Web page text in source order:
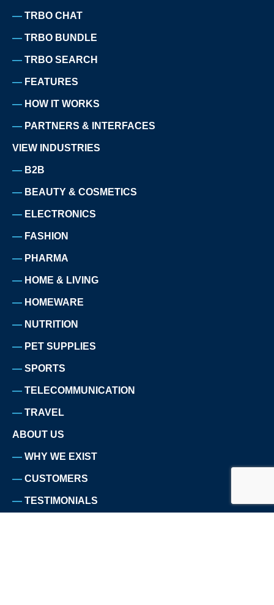
TRBO CHAT
TRBO BUNDLE
TRBO SEARCH
FEATURES
HOW IT WORKS
PARTNERS & INTERFACES
VIEW INDUSTRIES
B2B
BEAUTY & COSMETICS
ELECTRONICS
FASHION
PHARMA
HOME & LIVING
HOMEWARE
NUTRITION
PET SUPPLIES
SPORTS
TELECOMMUNICATION
TRAVEL
ABOUT US
WHY WE EXIST
CUSTOMERS
TESTIMONIALS